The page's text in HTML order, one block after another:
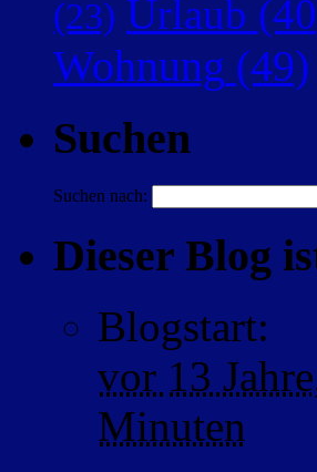
(23) Urlaub
Wohnung (49)
Suchen
Suchen nach:
Dieser Blog
Blogstart:
vor 13
Minuten